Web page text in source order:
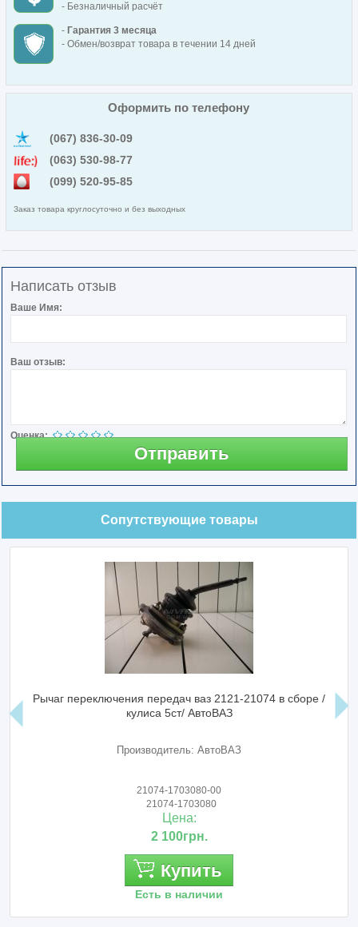
- Безналичный расчёт
- Гарантия 3 месяца
- Обмен/возврат товара в течении 14 дней
Оформить по телефону
(067) 836-30-09
(063) 530-98-77
(099) 520-95-85
Заказ товара круглосуточно и без выходных
Написать отзыв
Ваше Имя:
Ваш отзыв:
Оценка:
Отправить
Сопутствующие товары
Рычаг переключения передач ваз 2121-21074 в сборе /
кулиса 5ст/ АвтоВАЗ
Производитель: АвтоВАЗ
21074-1703080-00
21074-1703080
Цена:
2 100грн.
Купить
Есть в наличии